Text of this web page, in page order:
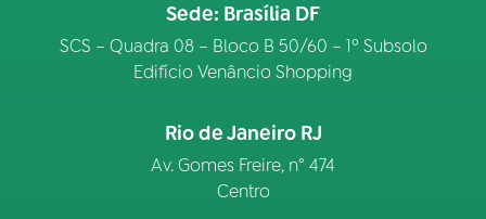
Sede: Brasília DF
SCS – Quadra 08 – Bloco B 50/60 – 1º Subsolo
Edifício Venâncio Shopping
Rio de Janeiro RJ
Av. Gomes Freire, n° 474
Centro